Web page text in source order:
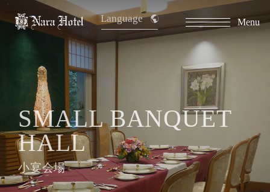
Language Menu
小宴会場
SMALL BANQUET
HALL